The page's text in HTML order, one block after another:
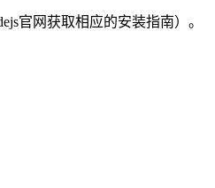
官网获取相应的安装指南）。